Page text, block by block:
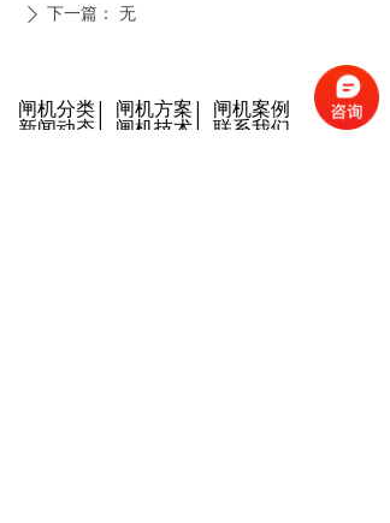
ꄲ 下一篇： 无
闸机分类| 闸机方案| 闸机案例
新闻动态| 闸机技术| 联系我们